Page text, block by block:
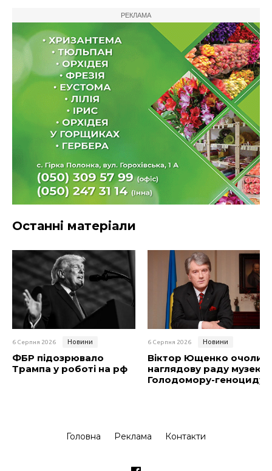
РЕКЛАМА
Останні матеріали
6 Серпня 2026 Новини
ФБР підозрювало
Трампа у роботі на рф
6 Серпня 2026 Новини
Віктор Ющенко очолив
наглядову раду музею
Голодомору-геноциду
Головна Реклама Контакти